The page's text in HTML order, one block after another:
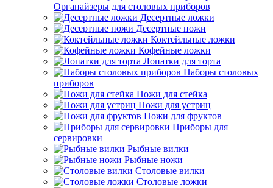
Органайзеры для столовых приборов
Десертные ложки
Десертные ножи
Коктейльные ложки
Кофейные ложки
Лопатки для торта
Наборы столовых
приборов
Ножи для стейка
Ножи для устриц
Ножи для фруктов
Приборы для
сервировки
Рыбные вилки
Рыбные ножи
Столовые вилки
Столовые ложки